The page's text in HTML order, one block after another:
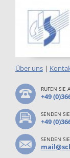
Über uns|
RUFEN SIE
+49
SENDEN
+49
SENDEN